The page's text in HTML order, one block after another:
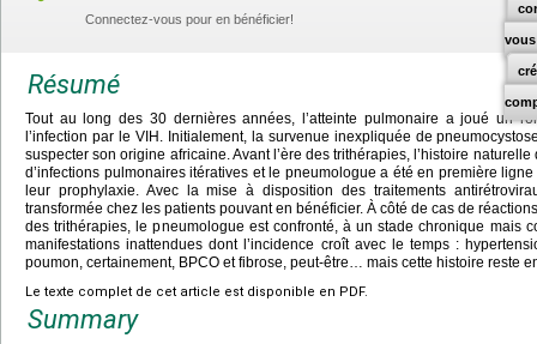
vous
Connectez-vous pour en bénéficier!
Résumé
Tout au long des 30 dernières années, l’atteinte pulmonaire a joué un
l’infection par le VIH. Initialement, la survenue inexpliquée de
suspecter son origine africaine. Avant l’ère des trithérapies, l’histoire
d’infections pulmonaires itératives et le pneumologue a été en première
leur prophylaxie. Avec la mise à disposition des traitements
transformée chez les patients pouvant en bénéficier. À côté de cas de
des trithérapies, le pneumologue est confronté, à un stade chronique mais
manifestations inattendues dont l’incidence croît avec le temps :
poumon, certainement, BPCO et fibrose, peut-être… mais cette histoire reste
Le texte complet de cet article est disponible en PDF.
Summary